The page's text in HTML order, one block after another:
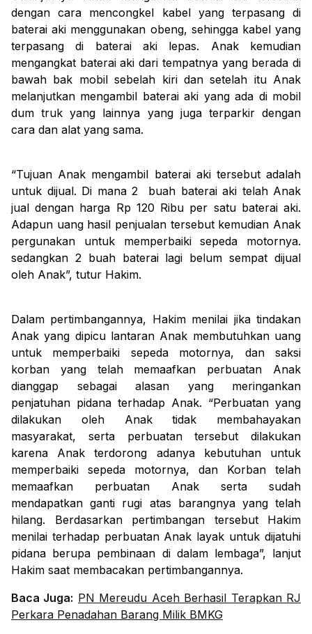
dengan cara mencongkel kabel yang terpasang di
baterai aki menggunakan obeng, sehingga kabel yang
terpasang di baterai aki lepas. Anak kemudian
mengangkat baterai aki dari tempatnya yang berada di
bawah bak mobil sebelah kiri dan setelah itu Anak
melanjutkan mengambil baterai aki yang ada di mobil
dum truk yang lainnya yang juga terparkir dengan
cara dan alat yang sama.
“Tujuan Anak mengambil baterai aki tersebut adalah
untuk dijual. Di mana 2 buah baterai aki telah Anak
jual dengan harga Rp 120 Ribu per satu baterai aki.
Adapun uang hasil penjualan tersebut kemudian Anak
pergunakan untuk memperbaiki sepeda motornya.
sedangkan 2 buah baterai lagi belum sempat dijual
oleh Anak”, tutur Hakim.
Dalam pertimbangannya, Hakim menilai jika tindakan
Anak yang dipicu lantaran Anak membutuhkan uang
untuk memperbaiki sepeda motornya, dan saksi
korban yang telah memaafkan perbuatan Anak
dianggap sebagai alasan yang meringankan
penjatuhan pidana terhadap Anak. “Perbuatan yang
dilakukan oleh Anak tidak membahayakan
masyarakat, serta perbuatan tersebut dilakukan
karena Anak terdorong adanya kebutuhan untuk
memperbaiki sepeda motornya, dan Korban telah
memaafkan perbuatan Anak serta sudah
mendapatkan ganti rugi atas barangnya yang telah
hilang. Berdasarkan pertimbangan tersebut Hakim
menilai terhadap perbuatan Anak layak untuk dijatuhi
pidana berupa pembinaan di dalam lembaga”, lanjut
Hakim saat membacakan pertimbangannya.
Baca Juga: PN Mereudu Aceh Berhasil Terapkan RJ
Perkara Penadahan Barang Milik BMKG